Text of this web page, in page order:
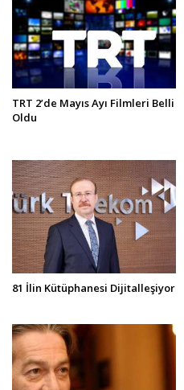
TRT 2’de Mayıs Ayı Filmleri Belli
Oldu
81 İlin Kütüphanesi Dijitalleşiyor